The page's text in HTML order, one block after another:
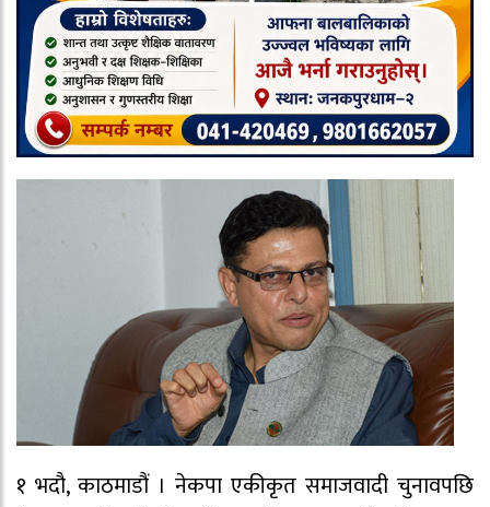
१ भदौ, काठमाडौं । नेकपा एकीकृत समाजवादी चुनावपछि